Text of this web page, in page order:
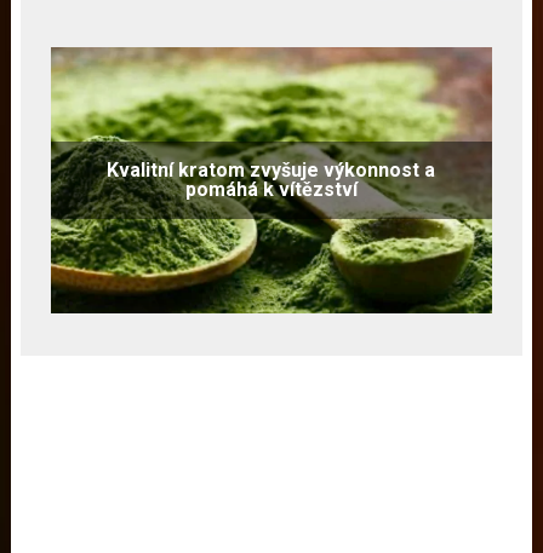
Kvalitní kratom zvyšuje výkonnost a
pomáhá k vítězství